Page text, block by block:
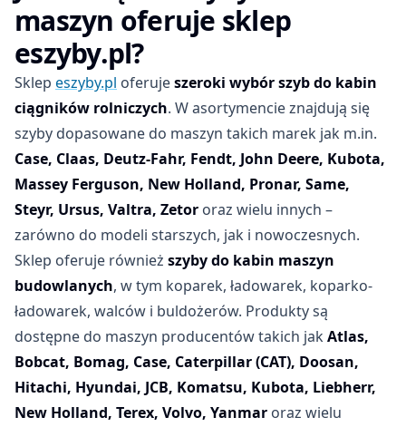
maszyn oferuje sklep
eszyby.pl?
Sklep eszyby.pl oferujeszeroki wybór szyb do kabin
ciągników rolniczych. W asortymencie znajdują się
szyby dopasowane do maszyn takich marek jak m.in.
Case, Claas, Deutz-Fahr, Fendt, John Deere, Kubota,
Massey Ferguson, New Holland, Pronar, Same,
Steyr, Ursus, Valtra, Zetor oraz wielu innych –
zarówno do modeli starszych, jak i nowoczesnych.
Sklep oferuje również szyby do kabin maszyn
budowlanych, w tym koparek, ładowarek, koparko-
ładowarek, walców i buldożerów. Produkty są
dostępne do maszyn producentów takich jakAtlas,
Bobcat, Bomag, Case, Caterpillar (CAT), Doosan,
Hitachi, Hyundai, JCB, Komatsu, Kubota, Liebherr,
New Holland, Terex, Volvo, Yanmar oraz wielu